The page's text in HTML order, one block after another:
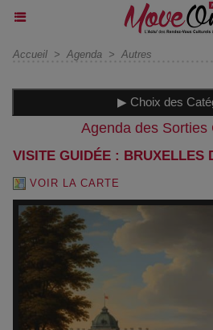
Accueil > Agenda > Autres
▶ Choix des
Agenda des Sorties
VISITE GUIDÉE : BRUXELLES
VOIR LA CARTE